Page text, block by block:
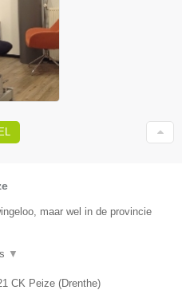
maar wel in de provincie
▼
CK Peize (Drenthe)